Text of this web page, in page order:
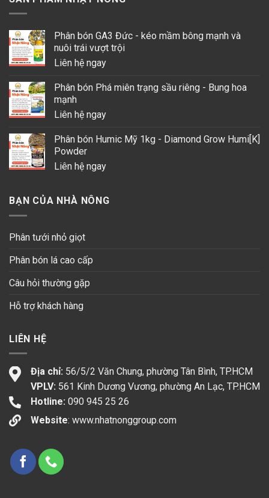
Phân bón GA3 Đức - kéo mầm bông mạnh và
nuôi trái vượt trội
Liên hệ ngay
Phân bón Phá miên trạng sầu riêng - Bung hoa
mạnh
Liên hệ ngay
Phân bón Humic Mỹ 1kg - Diamond Grow Humi[K]
Powder
Liên hệ ngay
BẠN CỦA NHÀ NÔNG
Phân tưới nhỏ giọt
Phân bón lá cao cấp
Câu hỏi thường gặp
Hỗ trợ khách hàng
LIÊN HỆ
Địa chỉ: 56/5/2 Văn Chung, phường Tân Bình, TP.HCM
VPLV: 561 Kinh Dương Vương, phường An Lạc, TP.HCM
Hotline: 090 945 25 26
Website: www.nhatnonggroup.com